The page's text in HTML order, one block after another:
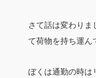
さて話は変わり
て荷物を持ち運ん
ぼくは通勤の時は